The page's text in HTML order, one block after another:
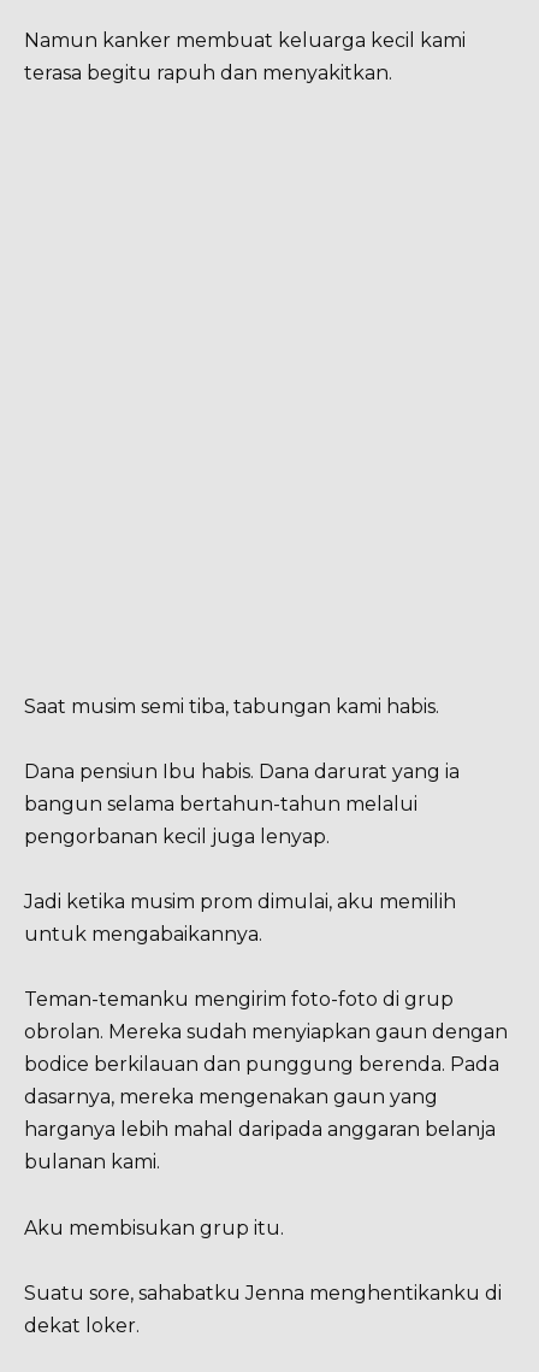
Namun kanker membuat keluarga kecil kami
terasa begitu rapuh dan menyakitkan.
Saat musim semi tiba, tabungan kami habis.
Dana pensiun Ibu habis. Dana darurat yang ia
bangun selama bertahun-tahun melalui
pengorbanan kecil juga lenyap.
Jadi ketika musim prom dimulai, aku memilih
untuk mengabaikannya.
Teman-temanku mengirim foto-foto di grup
obrolan. Mereka sudah menyiapkan gaun dengan
bodice berkilauan dan punggung berenda. Pada
dasarnya, mereka mengenakan gaun yang
harganya lebih mahal daripada anggaran belanja
bulanan kami.
Aku membisukan grup itu.
Suatu sore, sahabatku Jenna menghentikanku di
dekat loker.